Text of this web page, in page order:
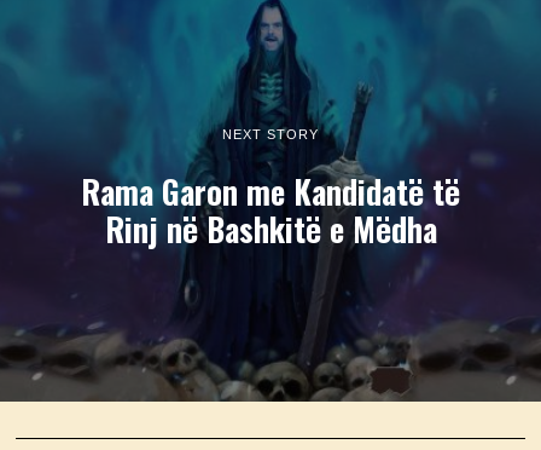
NEXT STORY
Rama Garon me Kandidatë të
Rinj në Bashkitë e Mëdha